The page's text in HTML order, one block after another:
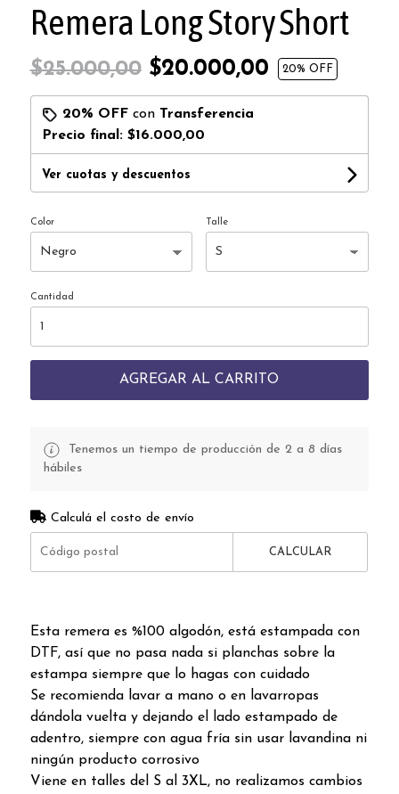
Remera Long Story Short
$25.000,00$20.000,00 20% OFF
20% OFFcon Transferencia
Precio final: $16.000,00
Ver cuotas y descuentos
Color Talle
Cantidad
AGREGAR AL CARRITO
Tenemos un tiempo de producción de 2 a 8 días
hábiles
Calculá el costo de envío
CALCULAR
Esta remera es %100 algodón, está estampada con
DTF, así que no pasa nada si planchas sobre la
estampa siempre que lo hagas con cuidado
Se recomienda lavar a mano o en lavarropas
dándola vuelta y dejando el lado estampado de
adentro, siempre con agua fría sin usar lavandina ni
ningún producto corrosivo
Viene en talles del S al 3XL, no realizamos cambios